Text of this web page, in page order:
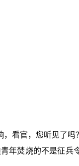
看官，您听见了
焚烧的不是征兵